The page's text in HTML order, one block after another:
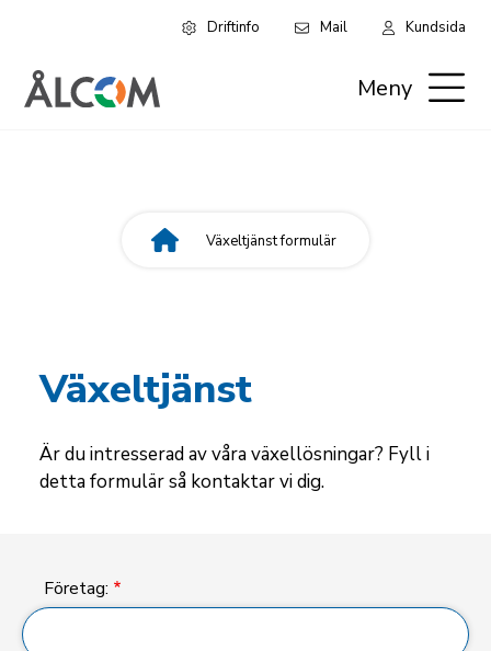
till
huvudinnehåll
Driftinfo Mail Kundsida
Meny
Växeltjänst formulär
Växeltjänst
Är du intresserad av våra växellösningar? Fyll i
detta formulär så kontaktar vi dig.
Företag: